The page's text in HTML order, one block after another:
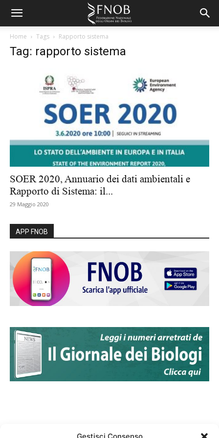
Home Tags Rapporto sistema
Tag: rapporto sistema
SOER 2020, Annuario dei dati ambientali e
Rapporto di Sistema: il...
29 Maggio 2020
APP FNOB